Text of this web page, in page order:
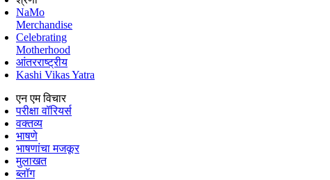
NaMo
Merchandise
Celebrating
Motherhood
आंतरराष्ट्रीय
Kashi Vikas Yatra
एन एम विचार
परीक्षा वॉरियर्स
वक्तव्य
भाषणे
भाषणांचा मजकूर
मुलाखत
ब्लॉग